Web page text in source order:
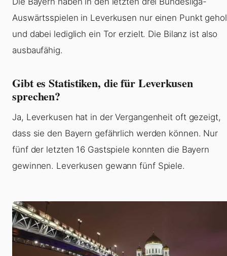
Auswärtsspielen in Leverkusen nur einen Punkt
und dabei lediglich ein Tor erzielt. Die Bilanz ist also
ausbaufähig.
Gibt es Statistiken, die für Leverkusen
sprechen?
Ja, Leverkusen hat in der Vergangenheit oft gezeigt,
dass sie den Bayern gefährlich werden können. Nur
fünf der letzten 16 Gastspiele konnten die Bayern
gewinnen. Leverkusen gewann fünf Spiele.